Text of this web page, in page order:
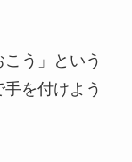
う」という
を付けよう